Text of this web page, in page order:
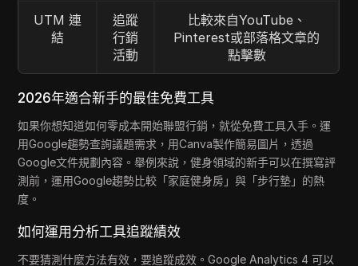
UTM 連
結
追蹤
行銷
活動
比較來自YouTube、
Pinterest或部落格文章的
點擊數
2026年適合新手的最佳免費工具
如果你想知道如何零成本開始聯盟行銷，就從免費工具入手。運
用Google趨勢查詢議題需求，用Canva製作簡易圖片，透過
Google文件規劃內容。舉例來說，健身領域的新手可以在撰寫評
測前，運用Google趨勢比較「家庭健身房」與「步行墊」的熱
度。
如何運用分析工具追蹤績效
不要猜測什麼方法有效，要追蹤成效。Google Analytics 4 可以